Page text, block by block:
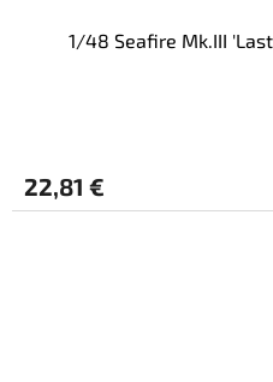
1/48 Seafire Mk.III
22,81 €